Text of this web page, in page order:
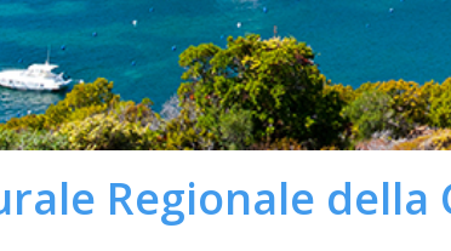
Regionale della